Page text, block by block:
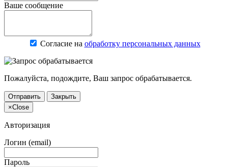
Ваше сообщение
Согласие на обработку персональных данных
Пожалуйста, подождите, Ваш запрос обрабатывается.
Отправить
Закрыть
×Close
Авторизация
Логин (email)
Пароль